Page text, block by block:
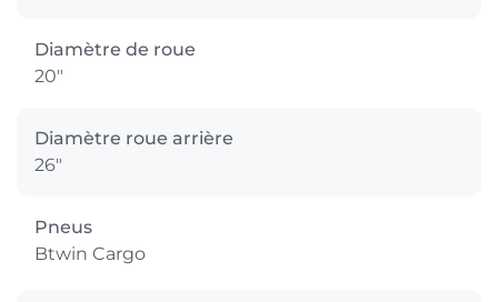
Diamètre de roue
20"
Diamètre roue arrière
26"
Pneus
Btwin Cargo